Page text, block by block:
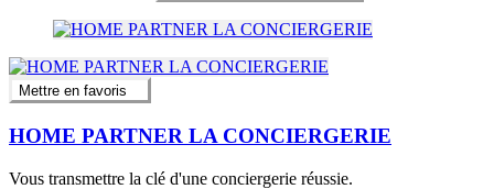
Mettre en favoris
HOME PARTNER LA CONCIERGERIE
Vous transmettre la clé d'une conciergerie réussie.